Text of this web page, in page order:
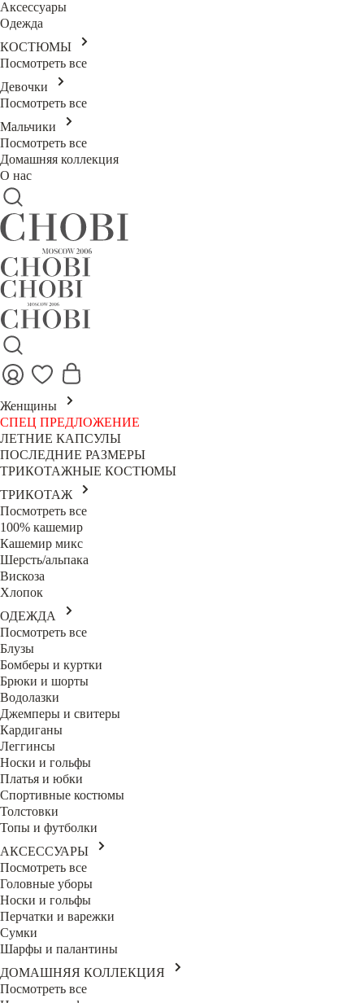
Аксессуары
Одежда
КОСТЮМЫ
Посмотреть все
Девочки
Посмотреть все
Мальчики
Посмотреть все
Домашняя коллекция
О нас
Женщины
СПЕЦ ПРЕДЛОЖЕНИЕ
ЛЕТНИЕ КАПСУЛЫ
ПОСЛЕДНИЕ РАЗМЕРЫ
ТРИКОТАЖНЫЕ КОСТЮМЫ
ТРИКОТАЖ
Посмотреть все
100% кашемир
Кашемир микс
Шерсть/альпака
Вискоза
Хлопок
ОДЕЖДА
Посмотреть все
Блузы
Бомберы и куртки
Брюки и шорты
Водолазки
Джемперы и свитеры
Кардиганы
Леггинсы
Носки и гольфы
Платья и юбки
Спортивные костюмы
Толстовки
Топы и футболки
АКСЕССУАРЫ
Посмотреть все
Головные уборы
Носки и гольфы
Перчатки и варежки
Сумки
Шарфы и палантины
ДОМАШНЯЯ КОЛЛЕКЦИЯ
Посмотреть все